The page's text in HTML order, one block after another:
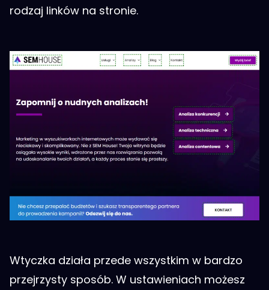
rodzaj linków na stronie.
Wtyczka działa przede wszystkim w bardzo
przejrzysty sposób. W ustawieniach możesz